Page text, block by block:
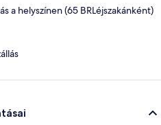
a helyszínen (65 BRLéjszakánként)